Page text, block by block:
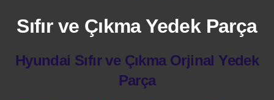
Sıfır ve Çıkma Yedek Parça
Hyundai Sıfır ve Çıkma Orjinal Yedek
Parça